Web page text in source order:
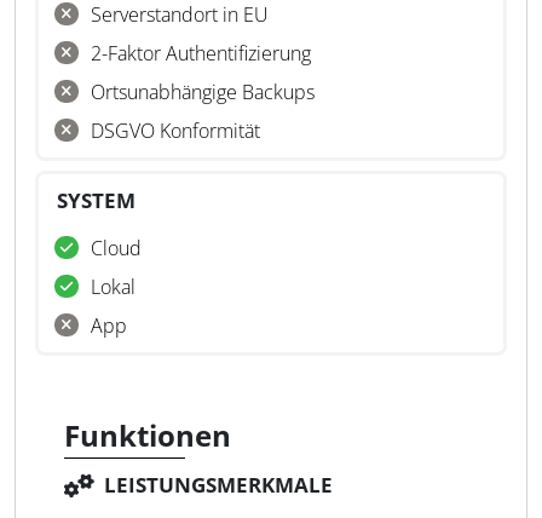
Serverstandort in EU
2-Faktor Authentifizierung
Ortsunabhängige Backups
DSGVO Konformität
SYSTEM
Cloud
Lokal
App
Funktionen
LEISTUNGSMERKMALE